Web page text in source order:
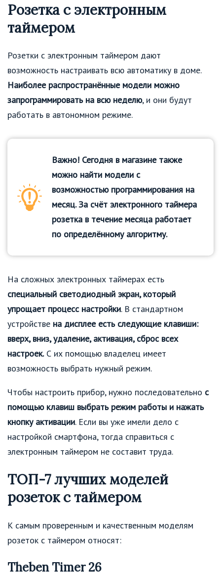
Розетка с электронным
таймером
Розетки с электронным таймером дают
возможность настраивать всю автоматику в доме.
Наиболее распространённые модели можно
запрограммировать на всю неделю, и они будут
работать в автономном режиме.
Важно! Сегодня в магазине также
можно найти модели с
возможностью программирования на
месяц. За счёт электронного таймера
розетка в течение месяца работает
по определённому алгоритму.
На сложных электронных таймерах есть
специальный светодиодный экран, который
упрощает процесс настройки. В стандартном
устройстве на дисплее есть следующие клавиши:
вверх, вниз, удаление, активация, сброс всех
настроек.С их помощью владелец имеет
возможность выбрать нужный режим.
Чтобы настроить прибор, нужно последовательно с
помощью клавиш выбрать режим работы и нажать
кнопку активации. Если вы уже имели дело с
настройкой смартфона, тогда справиться с
электронным таймером не составит труда.
ТОП-7 лучших моделей
розеток с таймером
К самым проверенным и качественным моделям
розеток с таймером относят:
Theben Timer 26